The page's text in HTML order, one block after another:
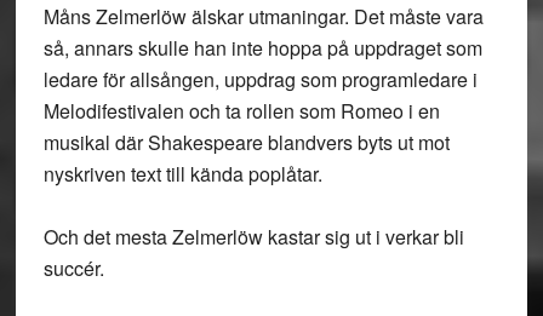
Måns Zelmerlöw älskar utmaningar. Det måste vara
så, annars skulle han inte hoppa på uppdraget som
ledare för allsången, uppdrag som programledare i
Melodifestivalen och ta rollen som Romeo i en
musikal där Shakespeare blandvers byts ut mot
nyskriven text till kända poplåtar.
Och det mesta Zelmerlöw kastar sig ut i verkar bli
succér.